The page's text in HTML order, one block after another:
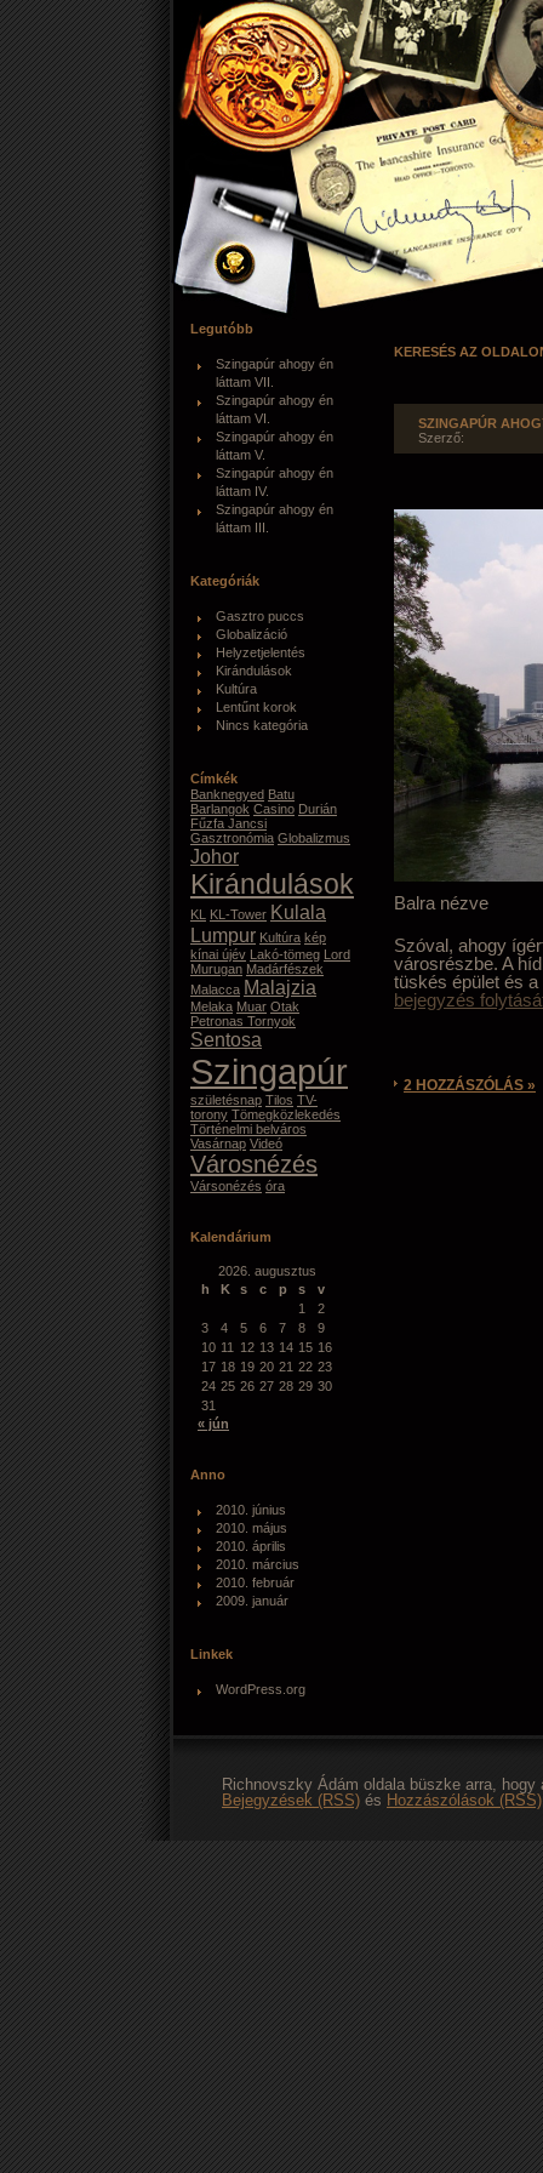
Legutóbb
Szingapúr ahogy én
láttam VII.
Szingapúr ahogy én
láttam VI.
Szingapúr ahogy én
láttam V.
Szingapúr ahogy én
láttam IV.
Szingapúr ahogy én
láttam III.
Kategóriák
Gasztro puccs
Globalizáció
Helyzetjelentés
Kirándulások
Kultúra
Lentűnt korok
Nincs kategória
Címkék
Banknegyed Batu
Barlangok Casino Durián
Fűzfa Jancsi
Gasztronómia Globalizmus
Johor
Kirándulások
KL KL-Tower Kulala
Lumpur Kultúra kép
kínai újév Lakó-tömeg Lord
Murugan Madárfészek
Malacca Malajzia
Melaka Muar Otak
Petronas Tornyok
Sentosa
Szingapúr
születésnap Tilos TV-
torony Tömegközlekedés
Történelmi belváros
Vasárnap Videó
Városnézés
Vársonézés óra
Kalendárium
2026. augusztus
h
K s c p s
v
1
2
3
4 5 6 7 8
9
10 11 12 13 14 15 16
17 18 19 20 21 22 23
24 25 26 27 28 29 30
31
« jún
Anno
2010. június
2010. május
2010. április
2010. március
2010. február
2009. január
Linkek
WordPress.org
KERESÉS AZ
SZINGAPÚR
Szerző:
Balra nézve
Szóval, ahogy
városrészbe. A
tüskés épület és
bejegyzés
2 HOZZÁSZÓLÁS »
Richnovszky Ádám oldala büszke arra,
Bejegyzések (RSS) és Hozzászólások (RSS)